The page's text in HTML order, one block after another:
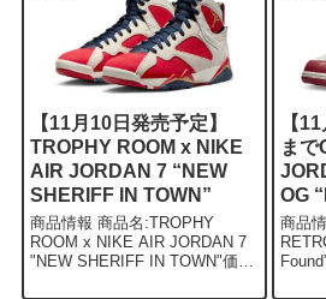
【11月10日発売予定】
TROPHY ROOM x NIKE
AIR JORDAN 7 “NEW
SHERIFF IN TOWN”
商品情報 商品名:TROPHY
ROOM x NIKE AIR JORDAN 7
"NEW SHERIFF IN TOWN"価
【
まで
OG
商品情報 商品名